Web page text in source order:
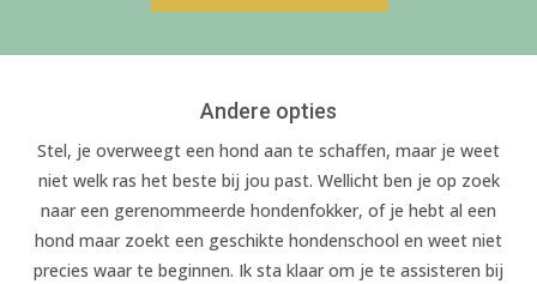
Andere opties
Stel, je overweegt een hond aan te schaffen, maar je weet
niet welk ras het beste bij jou past. Wellicht ben je op zoek
naar een gerenommeerde hondenfokker, of je hebt al een
hond maar zoekt een geschikte hondenschool en weet niet
precies waar te beginnen. Ik sta klaar om je te assisteren bij